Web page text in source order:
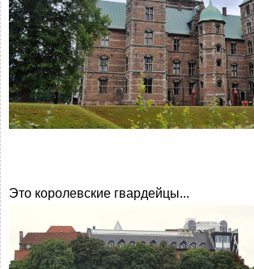
Это королевские гвардейцы...